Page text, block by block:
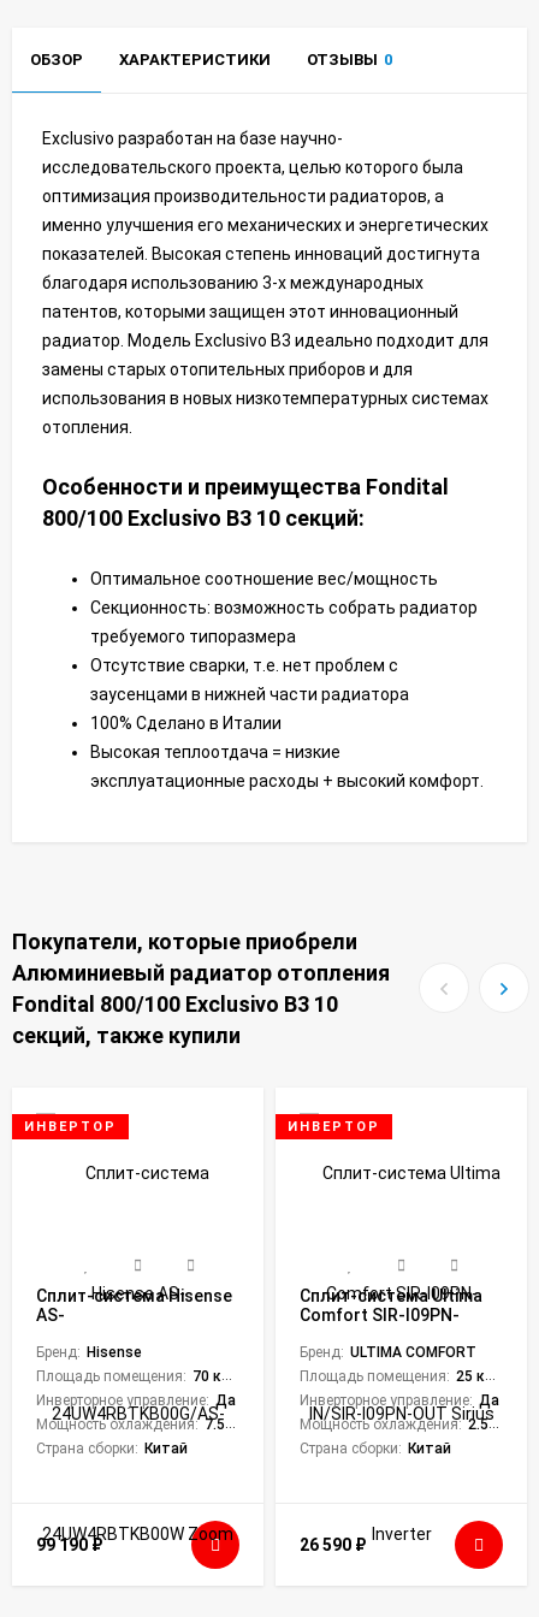
ОБЗОР ХАРАКТЕРИСТИКИ ОТЗЫВЫ 0
Exclusivo разработан на базе научно-
исследовательского проекта, целью которого была
оптимизация производительности радиаторов, а
именно улучшения его механических и энергетических
показателей. Высокая степень инноваций достигнута
благодаря использованию 3-х международных
патентов, которыми защищен этот инновационный
радиатор. Модель Exclusivo B3 идеально подходит для
замены старых отопительных приборов и для
использования в новых низкотемпературных системах
отопления.
Особенности и преимущества Fondital
800/100 Exclusivo B3 10 секций:
Оптимальное соотношение вес/мощность
Секционность: возможность собрать радиатор
требуемого типоразмера
Отсутствие сварки, т.е. нет проблем с
заусенцами в нижней части радиатора
100% Сделано в Италии
Высокая теплоотдача = низкие
эксплуатационные расходы + высокий комфорт.
Покупатели, которые приобрели
Алюминиевый радиатор отопления
Fondital 800/100 Exclusivo B3 10
секций, также купили
ИНВЕРТОР
Сплит-система Hisense
AS-
24UW4RBTKB00W Zoom
DC Inverter
Бренд: Hisense
Площадь помещения: 70 кв. м.
Инверторное управление: Да
Мощность охлаждения: 7.55 кВт
Страна сборки: Китай
99 190₽
ИНВЕРТОР
Сплит-система Ultima
Comfort SIR-I09PN-
Inverter
Бренд: ULTIMA COMFORT
Площадь помещения: 25 кв. м.
Инверторное управление: Да
Мощность охлаждения: 2.55 кВт
Страна сборки: Китай
26 590 ₽